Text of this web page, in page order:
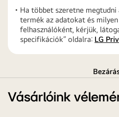
Ha többet szeretne megtudni
termék az adatokat és
felhasználóként, kérjük,
specifikációk” oldalra: LG
Vásárlóink